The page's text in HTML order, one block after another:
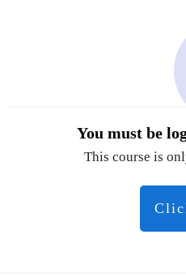
You must be
This course is